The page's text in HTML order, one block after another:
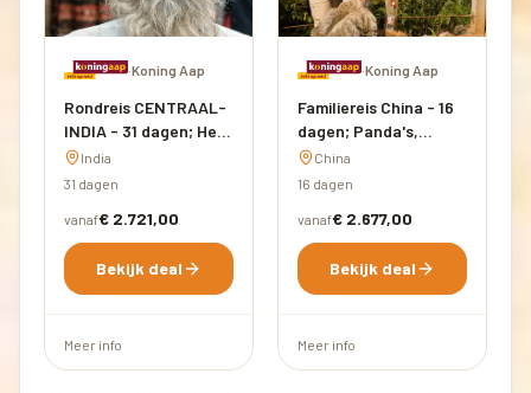
·Koning Aap
Rondreis CENTRAAL-
INDIA - 31 dagen; Het
onbekende hart van
India
India
31 dagen
vanaf€ 2.721,00
Bekijk deal
Meer info
·Koning Aap
Familiereis China - 16
dagen; Panda's,
vliegers en de Grote
Muur
China
16 dagen
vanaf€ 2.677,00
Bekijk deal
Meer info